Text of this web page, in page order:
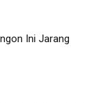
Ini Jarang